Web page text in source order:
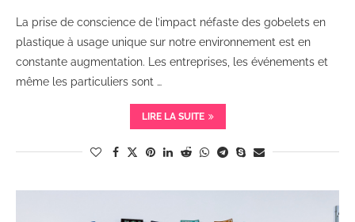
La prise de conscience de l’impact néfaste des gobelets en
plastique à usage unique sur notre environnement est en
constante augmentation. Les entreprises, les événements et
même les particuliers sont …
LIRE LA SUITE